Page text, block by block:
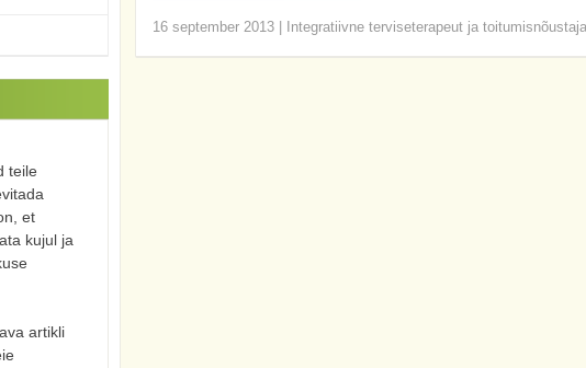
16 september 2013| Integratiivne terviseterapeut ja
teile
et
kujul ja
artikli